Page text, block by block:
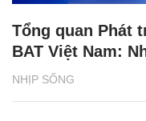
NHỊP SỐNG
Tổng quan Phát
BAT Việt Nam: